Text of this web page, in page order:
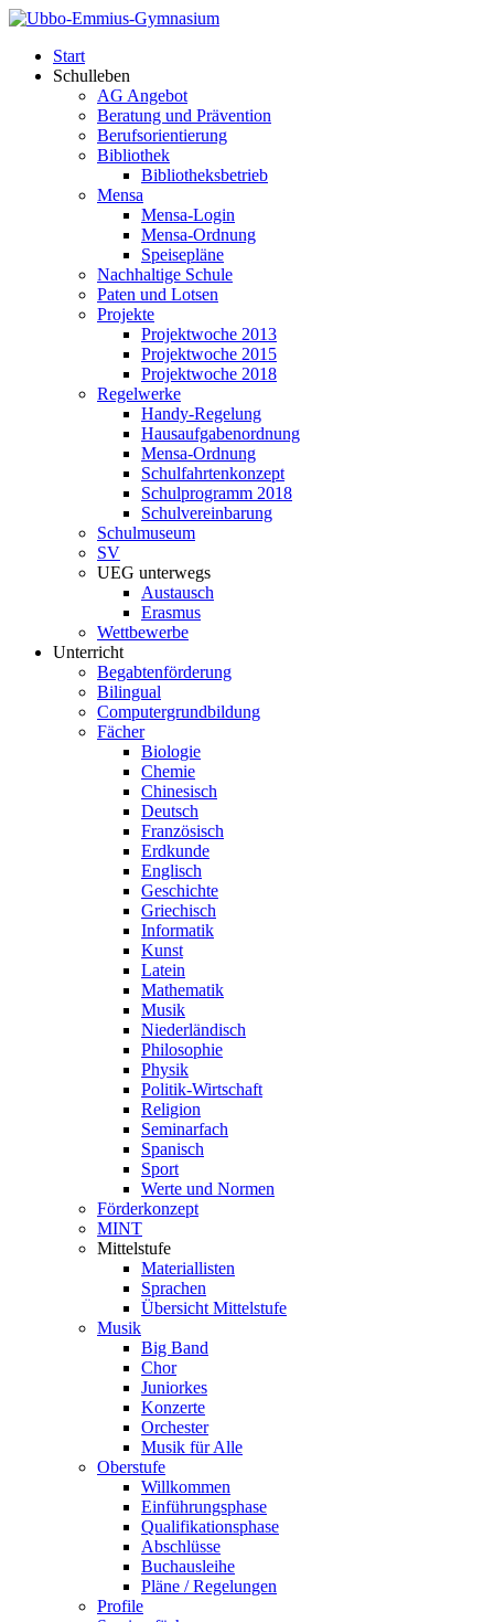
Start
Schulleben
AG Angebot
Beratung und Prävention
Berufsorientierung
Bibliothek
Bibliotheksbetrieb
Mensa
Mensa-Login
Mensa-Ordnung
Speisepläne
Nachhaltige Schule
Paten und Lotsen
Projekte
Projektwoche 2013
Projektwoche 2015
Projektwoche 2018
Regelwerke
Handy-Regelung
Hausaufgabenordnung
Mensa-Ordnung
Schulfahrtenkonzept
Schulprogramm 2018
Schulvereinbarung
Schulmuseum
SV
UEG unterwegs
Austausch
Erasmus
Wettbewerbe
Unterricht
Begabtenförderung
Bilingual
Computergrundbildung
Fächer
Biologie
Chemie
Chinesisch
Deutsch
Französisch
Erdkunde
Englisch
Geschichte
Griechisch
Informatik
Kunst
Latein
Mathematik
Musik
Niederländisch
Philosophie
Physik
Politik-Wirtschaft
Religion
Seminarfach
Spanisch
Sport
Werte und Normen
Förderkonzept
MINT
Mittelstufe
Materiallisten
Sprachen
Übersicht Mittelstufe
Musik
Big Band
Chor
Juniorkes
Konzerte
Orchester
Musik für Alle
Oberstufe
Willkommen
Einführungsphase
Qualifikationsphase
Abschlüsse
Buchausleihe
Pläne / Regelungen
Profile